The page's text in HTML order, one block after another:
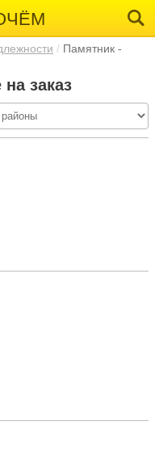
Памятник -
заказ